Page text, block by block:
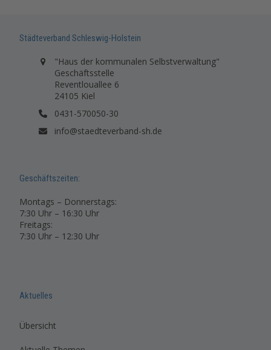
Städteverband Schleswig-Holstein
"Haus der kommunalen Selbstverwaltung"
Geschäftsstelle
Reventlouallee 6
24105 Kiel
0431-570050-30
info@staedteverband-sh.de
Geschäftszeiten:
Montags – Donnerstags:
7:30 Uhr – 16:30 Uhr
Freitags:
7:30 Uhr – 12:30 Uhr
Aktuelles
Übersicht